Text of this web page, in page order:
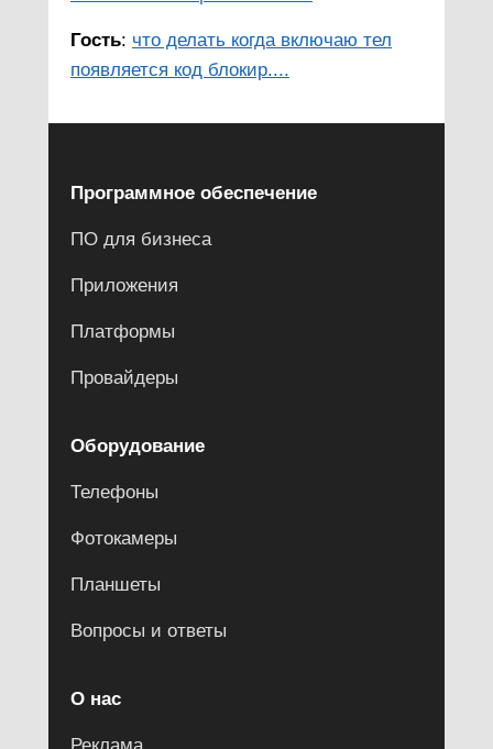
Гость: что делать когда включаю тел
появляется код блокир....
Программное обеспечение
ПО для бизнеса
Приложения
Платформы
Провайдеры
Оборудование
Телефоны
Фотокамеры
Планшеты
Вопросы и ответы
О нас